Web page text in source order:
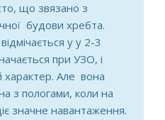
що звязано з
будови хребта.
у у 2-3
при УЗО, і
характер. Але вона
з пологами, коли на
значне навантаження.